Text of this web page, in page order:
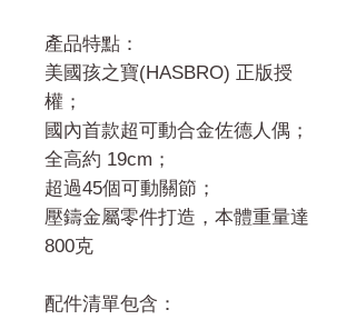
產品特點：
美國孩之寶(HASBRO) 正版授
權；
國內首款超可動合金佐德人偶；
全高約 19cm；
超過45個可動關節；
壓鑄金屬零件打造，本體重量達
800克
配件清單包含：